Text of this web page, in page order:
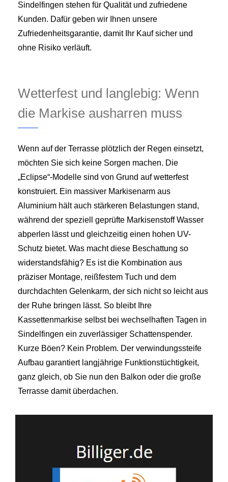
Sindelfingen stehen für Qualität und zufriedene
Kunden. Dafür geben wir Ihnen unsere
Zufriedenheitsgarantie, damit Ihr Kauf sicher und
ohne Risiko verläuft.
Wetterfest und langlebig: Wenn
die Markise ausharren muss
Wenn auf der Terrasse plötzlich der Regen einsetzt,
möchten Sie sich keine Sorgen machen. Die
„Eclipse“-Modelle sind von Grund auf wetterfest
konstruiert. Ein massiver Markisenarm aus
Aluminium hält auch stärkeren Belastungen stand,
während der speziell geprüfte Markisenstoff Wasser
abperlen lässt und gleichzeitig einen hohen UV-
Schutz bietet. Was macht diese Beschattung so
widerstandsfähig? Es ist die Kombination aus
präziser Montage, reißfestem Tuch und dem
durchdachten Gelenkarm, der sich nicht so leicht aus
der Ruhe bringen lässt. So bleibt Ihre
Kassettenmarkise selbst bei wechselhaften Tagen in
Sindelfingen ein zuverlässiger Schattenspender.
Kurze Böen? Kein Problem. Der verwindungssteife
Aufbau garantiert langjährige Funktionstüchtigkeit,
ganz gleich, ob Sie nun den Balkon oder die große
Terrasse damit überdachen.